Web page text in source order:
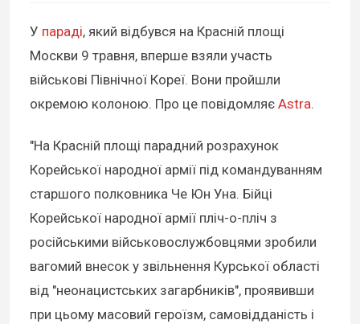
У параді, який відбувся на Красній площі
Москви 9 травня, вперше взяли участь
військові Північної Кореї. Вони пройшли
окремою колоною. Про це повідомляє Astra.
"На Красній площі парадний розрахунок
Корейської народної армії під командуванням
старшого полковника Че Юн Уна. Бійці
Корейської народної армії пліч-о-пліч з
російськими військовослужбовцями зробили
вагомий внесок у звільнення Курської області
від "неонацистських загарбників", проявивши
при цьому масовий героїзм, самовідданість і